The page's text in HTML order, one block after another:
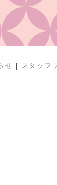
せ | スタッフ